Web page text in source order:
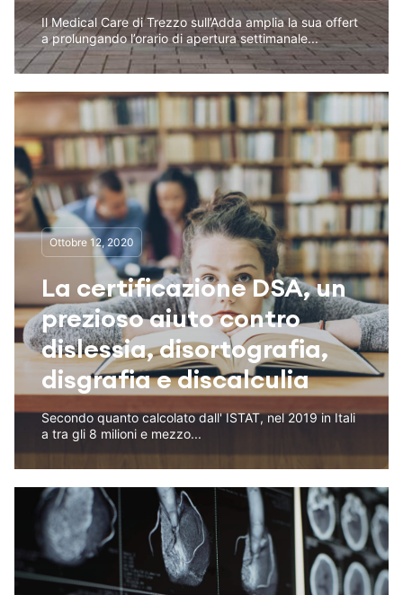
Il Medical Care di Trezzo sull’Adda amplia la sua offert
a prolungando l’orario di apertura settimanale...
Ottobre 12, 2020
La certificazione DSA, un
prezioso aiuto contro
dislessia, disortografia,
disgrafia e discalculia
Secondo quanto calcolato dall' ISTAT, nel 2019 in Itali
a tra gli 8 milioni e mezzo...